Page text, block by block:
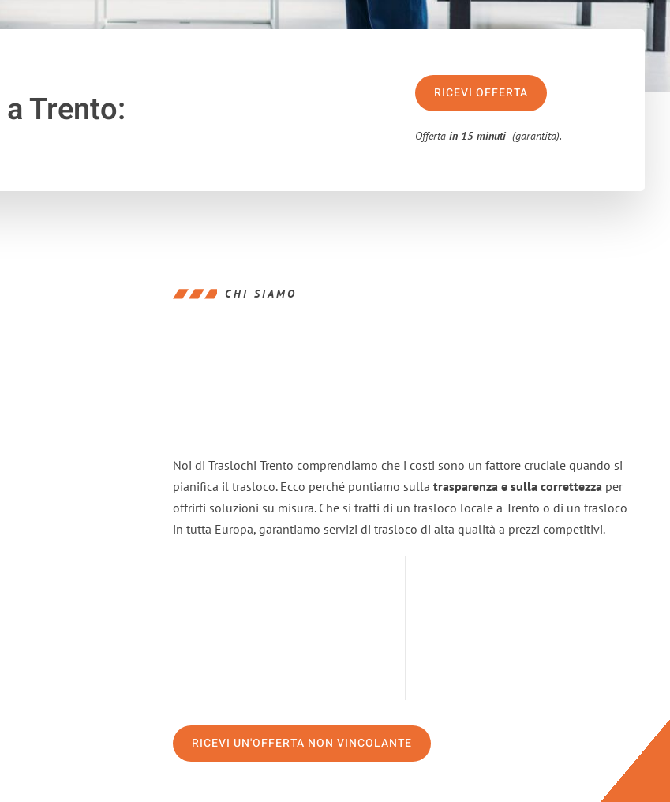
a Trento: RICEVI OFFERTA
Offertain 15 minuti (garantita).
CHI SIAMO
Noi di Traslochi Trento comprendiamo che i costi sono un fattore cruciale quando si
pianifica il trasloco. Ecco perché puntiamo sulla trasparenza e sulla correttezza per
offrirti soluzioni su misura. Che si tratti di un trasloco locale a Trento o di un trasloco
in tutta Europa, garantiamo servizi di trasloco di alta qualità a prezzi competitivi.
RICEVI UN'OFFERTA NON VINCOLANTE